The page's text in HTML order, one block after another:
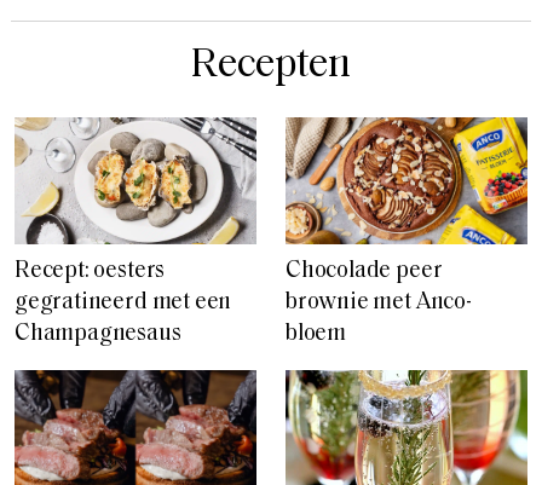
Recepten
Recept: oesters
gegratineerd met een
Champagnesaus
Chocolade peer
brownie met Anco-
bloem